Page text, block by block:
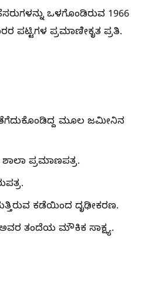
ಒಳಗೊಂಡಿರುವ 1966
ಪಟ್ಟಿಗಳ ಪ್ರಮಾಣೀಕೃತ ಪ್ರತಿ.
ತೆಗೆದುಕೊಂಡಿದ್ದ ಮೂಲ ಜಮೀನಿನ
ಪ್ರಮಾಣಪತ್ರ.
ಕಡೆಯಿಂದ ದೃಢೀಕರಣ.
ಅವರ ತಂದೆಯ ಮೌಕಿಕ ಸಾಕ್ಷ್ಯ.